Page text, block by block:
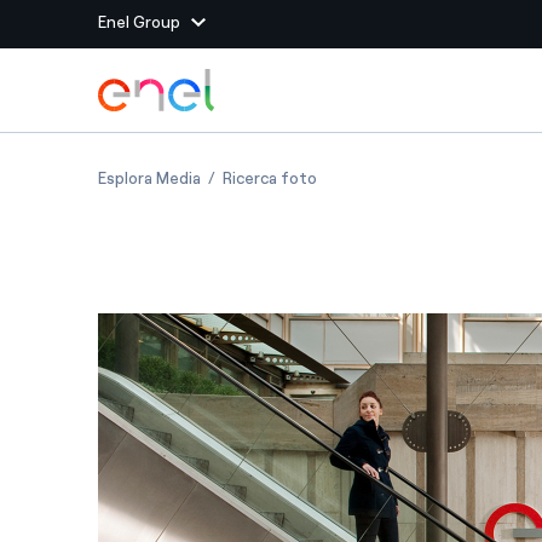
Enel Group
Siti del Gruppo
Enel Green Power
Enel Open Innovability®
Un ecosistema
con l'Innovability®
Enel Global ProcurementMassimizziamo la
rapporto con i nostri
Enel Foundation
La piattaforma di
energia pulita
Vai al contenuto principale
Esplora MediaItalia: sede centrale Enel
Ricerca foto